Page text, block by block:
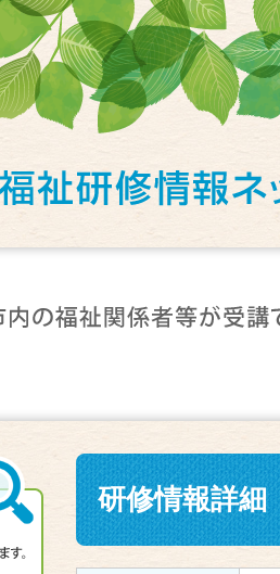
研修情報詳細